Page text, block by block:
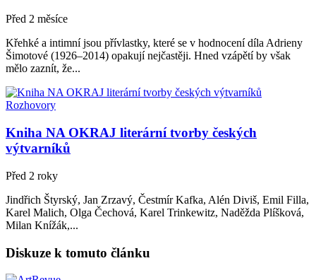
Před 2 měsíce
Křehké a intimní jsou přívlastky, které se v hodnocení díla Adrieny
Šimotové (1926–2014) opakují nejčastěji. Hned vzápětí by však
mělo zaznít, že...
Rozhovory
Kniha NA OKRAJ literární tvorby českých
výtvarníků
Před 2 roky
Jindřich Štyrský, Jan Zrzavý, Čestmír Kafka, Alén Diviš, Emil Filla,
Karel Malich, Olga Čechová, Karel Trinkewitz, Naděžda Plíšková,
Milan Knížák,...
Diskuze k tomuto článku